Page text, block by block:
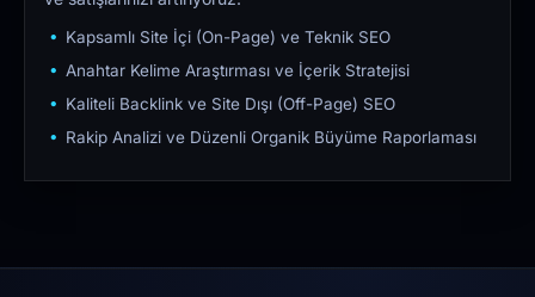
Kapsamlı Site İçi (On-Page) ve Teknik SEO
Anahtar Kelime Araştırması ve İçerik Stratejisi
Kaliteli Backlink ve Site Dışı (Off-Page) SEO
Rakip Analizi ve Düzenli Organik Büyüme Raporlaması